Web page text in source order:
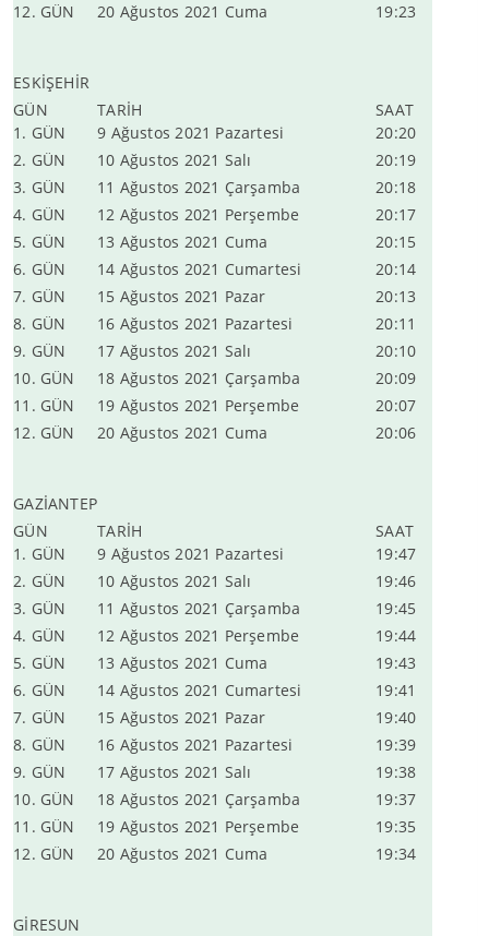
12. GÜN 20 Ağustos 2021 Cuma 19:23
ESKİŞEHİR
GÜN
TARİH
SAAT
1. GÜN
9 Ağustos 2021 Pazartesi
20:20
2. GÜN
10 Ağustos 2021 Salı
20:19
3. GÜN
11 Ağustos 2021 Çarşamba
20:18
4. GÜN
12 Ağustos 2021 Perşembe
20:17
5. GÜN
13 Ağustos 2021 Cuma
20:15
6. GÜN
14 Ağustos 2021 Cumartesi
20:14
7. GÜN
15 Ağustos 2021 Pazar
20:13
8. GÜN
16 Ağustos 2021 Pazartesi
20:11
9. GÜN
17 Ağustos 2021 Salı
20:10
10. GÜN
18 Ağustos 2021 Çarşamba
20:09
11. GÜN
19 Ağustos 2021 Perşembe
20:07
12. GÜN
20 Ağustos 2021 Cuma 20:06
GAZİANTEP
GÜN
TARİH
SAAT
1. GÜN
9 Ağustos 2021 Pazartesi
19:47
2. GÜN
10 Ağustos 2021 Salı
19:46
3. GÜN
11 Ağustos 2021 Çarşamba
19:45
4. GÜN
12 Ağustos 2021 Perşembe
19:44
5. GÜN
13 Ağustos 2021 Cuma
19:43
6. GÜN
14 Ağustos 2021 Cumartesi
19:41
7. GÜN
15 Ağustos 2021 Pazar
19:40
8. GÜN
16 Ağustos 2021 Pazartesi
19:39
9. GÜN
17 Ağustos 2021 Salı
19:38
10. GÜN
18 Ağustos 2021 Çarşamba
19:37
11. GÜN
19 Ağustos 2021 Perşembe
19:35
12. GÜN
20 Ağustos 2021 Cuma 19:34
GİRESUN